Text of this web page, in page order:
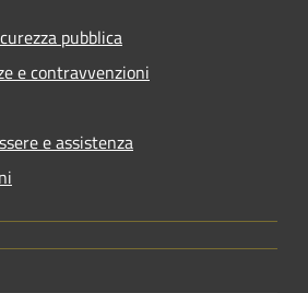
pubblica
e contravvenzioni
e assistenza